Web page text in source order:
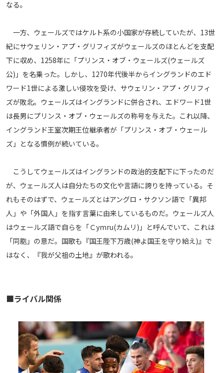
なる。
一方、ウェールズではケルト系の小国家が存続していたが、13世
紀にサウェリン・アプ・グリフィズがウェールズのほとんどを支配
下に収め、1258年に「プリンス・オブ・ウェールズ(ウェールズ
公)」を名乗った。しかし、1270年代後半からイングランドのエド
ワード1世による激しい侵攻を受け、サウェリン・アプ・グリフィ
ズが敗北。ウェールズはイングランドに併合され、エドワード1世
は長男にプリンス・オブ・ウェールズの称号を与えた。これ以降、
イングランド王室次期王位継承者が「プリンス・オブ・ウェール
ズ」となる慣例が続いている。
こうしてウェールズはイングランドの政治的支配下に下ったのだ
が、ウェールズ人は自分たちの文化や言語に誇りを持っている。そ
れもそのはずで、ウェールズとはアングロ・サクソン語で「異邦
人」や「外国人」を指す言葉に由来しているものだ。ウェールズ人
はウェールズ語で自らを「Ｃymru(カムリ)」と呼んでいて、これは
「同胞」の意だ。国歌も『国王陛下万歳(神よ国王を守り給え)』で
はなく、『我が父祖の土地』が歌われる。
■ライバル関係